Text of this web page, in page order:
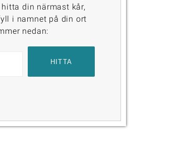
din närmast kår,
i namnet på din ort
nedan: